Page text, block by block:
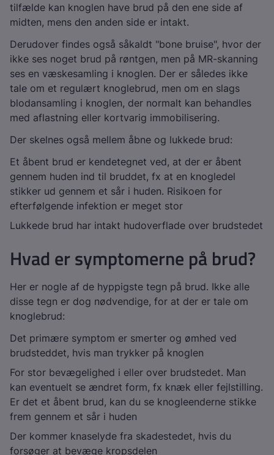
tilfælde kan knoglen have brud på den ene side af
midten, mens den anden side er intakt.
Derudover findes også såkaldt "bone bruise", hvor der
ikke ses noget brud på røntgen, men på MR-skanning
ses en væskesamling i knoglen. Der er således ikke
tale om et regulært knoglebrud, men om en slags
blodansamling i knoglen, der normalt kan behandles
med aflastning eller kortvarig immobilisering.
Der skelnes også mellem åbne og lukkede brud:
Et åbent brud er kendetegnet ved, at der er åbent
gennem huden ind til bruddet, fx at en knogledel
stikker ud gennem et sår i huden. Risikoen for
efterfølgende infektion er meget stor
Lukkede brud har intakt hudoverflade over brudstedet
Hvad er symptomerne på brud?
Her er nogle af de hyppigste tegn på brud. Ikke alle
disse tegn er dog nødvendige, for at der er tale om
knoglebrud:
Det primære symptom er smerter og ømhed ved
brudsteddet, hvis man trykker på knoglen
For stor bevægelighed i eller over brudstedet. Man
kan eventuelt se ændret form, fx knæk eller fejlstilling.
Er det et åbent brud, kan du se knogleenderne stikke
frem gennem et sår i huden
Der kommer knaselyde fra skadestedet, hvis du
forsøger at bevæge kropsdelen